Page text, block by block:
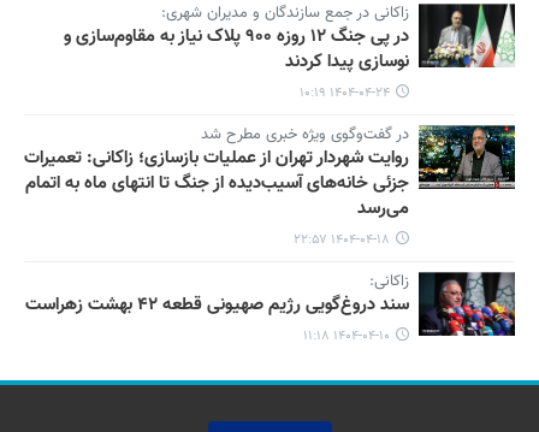
زاکانی در جمع سازندگان و مدیران شهری:
در پی جنگ ۱۲ روزه ۹۰۰ پلاک نیاز به مقاوم‌سازی و
نوسازی پیدا کردند
۱۴۰۴-۰۴-۲۴ ۱۰:۱۹
در گفت‌وگوی ویژه خبری مطرح شد
روایت شهردار تهران از عملیات بازسازی؛ زاکانی: تعمیرات
جزئی خانه‌های آسیب‌دیده از جنگ تا انتهای ماه به اتمام
می‌رسد
۱۴۰۴-۰۴-۱۸ ۲۲:۵۷
زاکانی:
سند دروغ‌گویی رژیم صهیونی قطعه ۴۲ بهشت زهراست
۱۴۰۴-۰۴-۱۰ ۱۱:۱۸